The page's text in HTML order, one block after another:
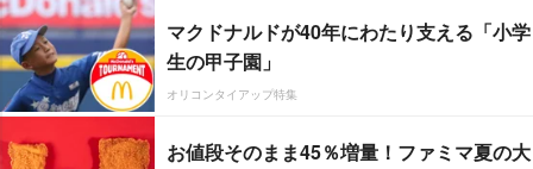
マクドナルドが40年にわたり支える「小学
生の甲子園」
オリコンタイアップ特集
お値段そのまま45％増量！ファミマ夏の大